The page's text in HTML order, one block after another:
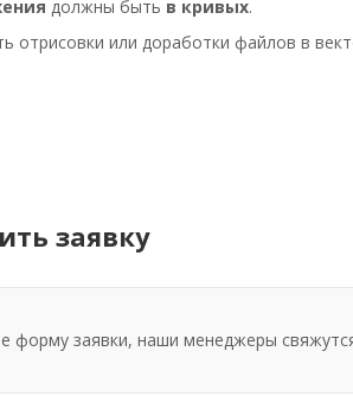
должны быть в кривых.
отрисовки или доработки файлов в
заявку
форму заявки, наши менеджеры